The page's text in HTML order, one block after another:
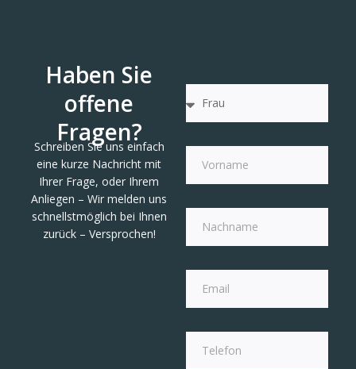
Haben Sie
offene
Fragen?
Schreiben Sie uns einfach
eine kurze Nachricht mit
Ihrer Frage, oder Ihrem
Anliegen – Wir melden uns
schnellstmöglich bei Ihnen
zurück – Versprochen!